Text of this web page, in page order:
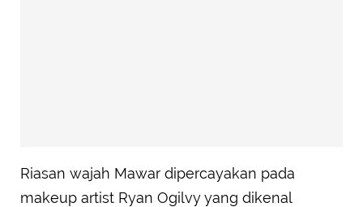
Riasan wajah Mawar dipercayakan pada
makeup artist Ryan Ogilvy yang dikenal